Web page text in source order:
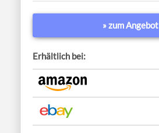
» zum Angebot
Erhältlich bei: